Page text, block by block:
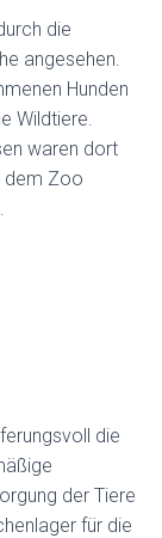
die
angesehen.
Hunden
Wildtiere.
waren dort
dem Zoo
die
der Tiere
für die